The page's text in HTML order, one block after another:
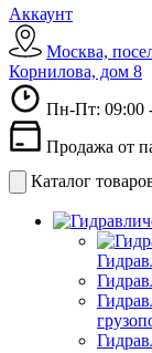
Аккаунт
Москва,
Корнилова, дом 8
Пн-Пт: 09:00
Продажа от
Каталог